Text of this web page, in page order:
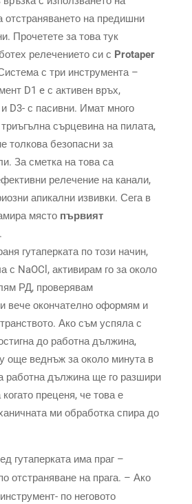
отстраняването на предишни
Прочетете за това тук
релечението си с Protaper
с три инструмента –
D1 e с активен връх,
D3- с пасивни. Имат много
сърцевина на пилата,
толкова безопасни за
За сметка на това са
релечение на канали,
апикални извивки. Сега в
място първият
.
гутаперката по този начин,
с NaOCl, активирам го за около
РД, проверявам
вече окончателно оформям и
Ако съм успяла с
до работна дължина,
още веднъж за около минута в
работна дължина ще го разшири
преценя, че това е
ми обработка спира до
гутаперката има праг –
отстраняване на прага. – Ако
по неговото